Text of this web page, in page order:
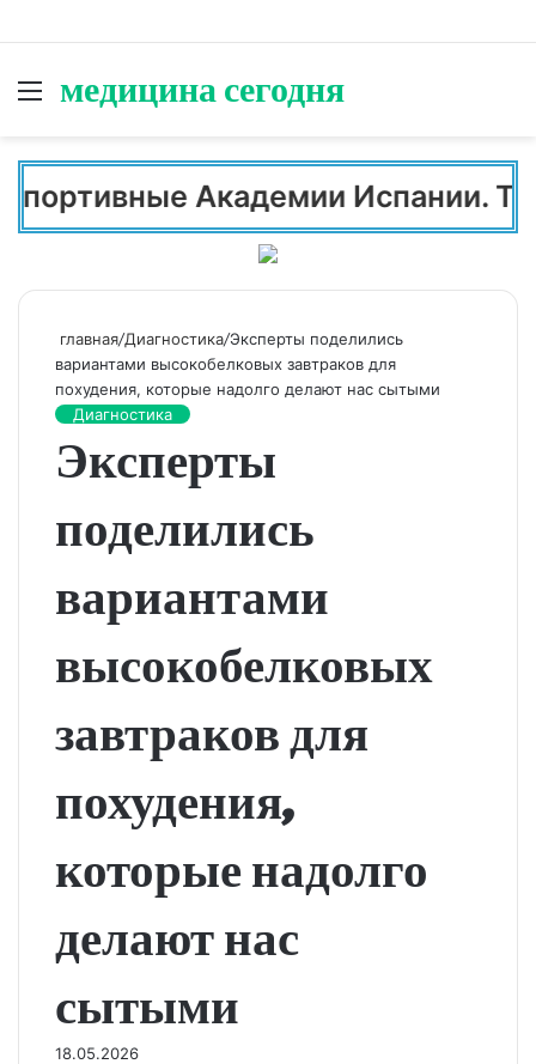
меню
медицина сегодня
Академии Испании.
главная/Диагностика/Эксперты поделились
вариантами высокобелковых завтраков для
похудения, которые надолго делают нас сытыми
Диагностика
Эксперты
поделились
вариантами
высокобелковых
завтраков для
похудения,
которые надолго
делают нас
сытыми
18.05.2026